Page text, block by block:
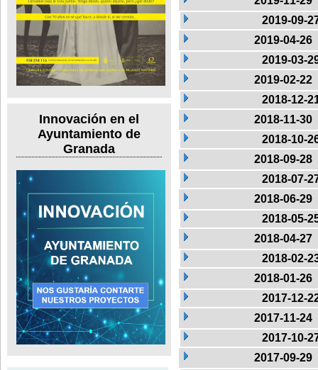
Innovación en el
Ayuntamiento de
Granada
2019-09-
2019-04-26
2019-03-
2019-02-22
2018-12-
2018-11-30
2018-10-
2018-09-28
2018-07-
2018-06-29
2018-05-
2018-04-27
2018-02-
2018-01-26
2017-12-
2017-11-24
2017-10-
2017-09-29